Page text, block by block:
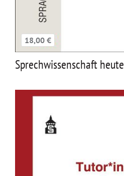
18,00 €
Sprechwissenschaft heute